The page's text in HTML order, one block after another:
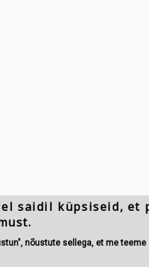
saidil küpsiseid, et
nõustute sellega, et me